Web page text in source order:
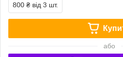
800 ₴ від 3 шт.
або